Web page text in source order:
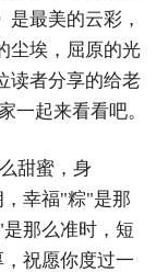
最美的云彩，
尘埃，屈原的光
读者分享的给老
一起来看看吧。
甜蜜，身
幸福"粽"是那
那么准时，短
祝愿你度过一